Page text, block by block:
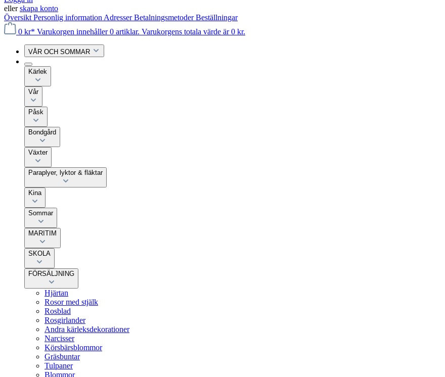
ellerskapa konto
Översikt Personlig information AdresserBetalningsmetoderBeställningar
0 kr* Varukorgen innehåller 0 artiklar. Varukorgens totala värde är 0 kr.
VÅR OCH SOMMAR
Kärlek
Vår
Påsk
Bondgård
Växter
Paraplyer, lyktor & fläktar
Kina
Sommar
MARITIM
SKOLA
FÖRSÄLJNING
Hjärtan
Rosor med stjälk
Rosblad
Rosgirlander
Andra kärleksdekorationer
Narcisser
Körsbärsblommor
Gräsbuntar
Tulpaner
Blommor